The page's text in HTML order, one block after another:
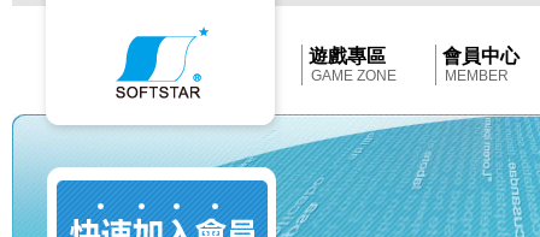
Softstar
遊戲專區
GAME ZONE
會員中心
MEMBER